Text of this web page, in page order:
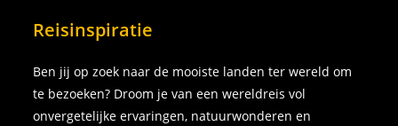
Reisinspiratie
Ben jij op zoek naar de mooiste landen ter wereld om
te bezoeken? Droom je van een wereldreis vol
onvergetelijke ervaringen, natuurwonderen en